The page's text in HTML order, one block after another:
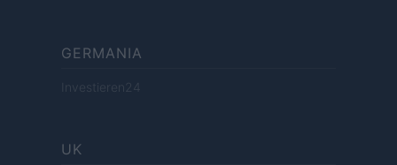
GERMANIA
Investieren24
UK